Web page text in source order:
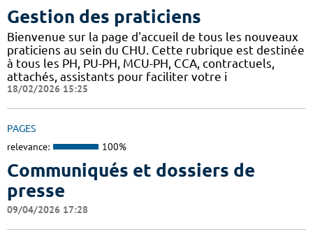
Gestion des praticiens
Bienvenue sur la page d'accueil de tous les nouveaux
praticiens au sein du CHU. Cette rubrique est destinée
à tous les PH, PU-PH, MCU-PH, CCA, contractuels,
attachés, assistants pour faciliter votre i
18/02/2026 15:25
PAGES
relevance: 100%
Communiqués et dossiers de
presse
09/04/2026 17:28